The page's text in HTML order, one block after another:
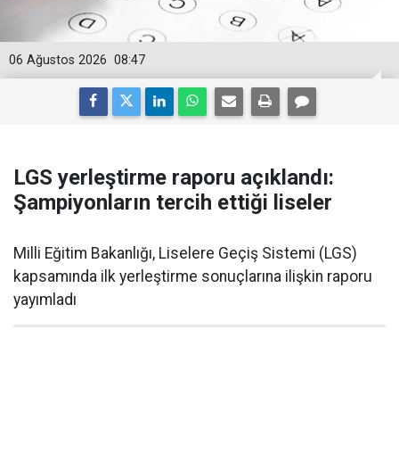
08:47
06 Ağustos 2026
LGS yerleştirme raporu açıklandı:
Şampiyonların tercih ettiği liseler
Milli Eğitim Bakanlığı, Liselere Geçiş Sistemi (LGS)
kapsamında ilk yerleştirme sonuçlarına ilişkin raporu
yayımladı